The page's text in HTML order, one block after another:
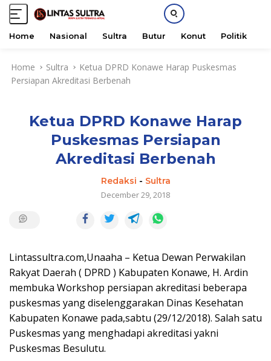
Home Nasional Sultra Butur Konut Politik
Home Sultra
Ketua DPRD Konawe Harap Puskesmas
Persiapan Akreditasi Berbenah
Ketua DPRD Konawe Harap
Puskesmas Persiapan
Akreditasi Berbenah
Redaksi - Sultra
December 29, 2018
Lintassultra.com,Unaaha – Ketua Dewan Perwakilan
Rakyat Daerah ( DPRD ) Kabupaten Konawe, H. Ardin
membuka Workshop persiapan akreditasi beberapa
puskesmas yang diselenggarakan Dinas Kesehatan
Kabupaten Konawe pada,sabtu (29/12/2018). Salah satu
Puskesmas yang menghadapi akreditasi yakni
Puskesmas Besulutu.